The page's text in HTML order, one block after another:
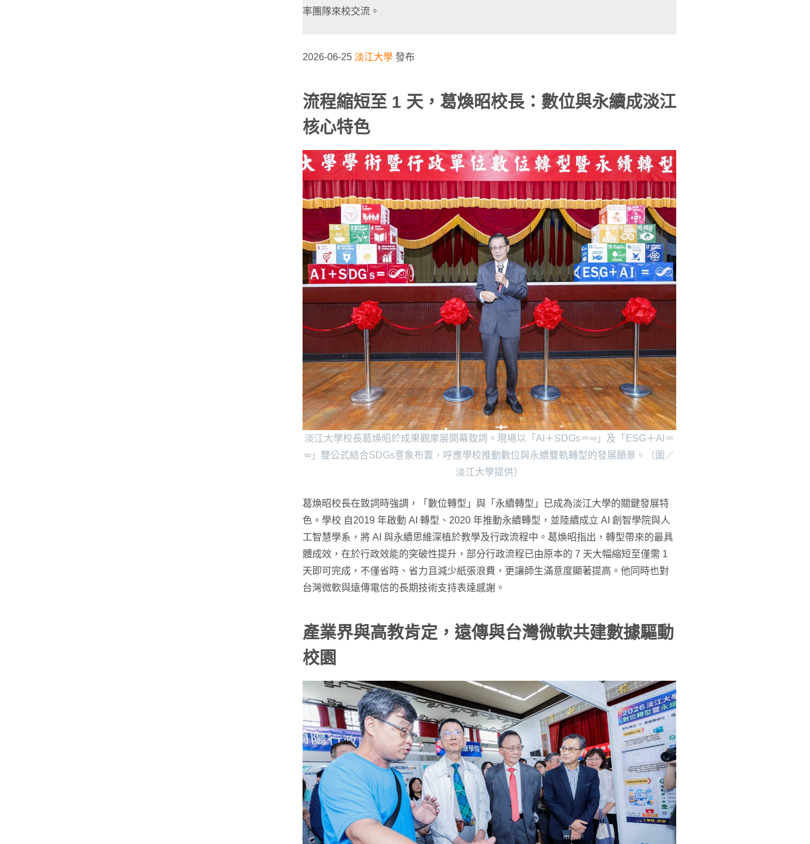
率團隊來校交流。
2026-06-25 淡江大學 發布
流程縮短至 1 天，葛煥昭校長：數位與永續成淡江
核心特色
淡江大學校長葛煥昭於成果觀摩展開幕致詞。現場以「AI＋SDGs＝∞」及「ESG＋AI＝
∞」雙公式結合SDGs意象布置，呼應學校推動數位與永續雙軌轉型的發展願景。（圖／
淡江大學提供）
葛煥昭校長在致詞時強調，「數位轉型」與「永續轉型」已成為淡江大學的關鍵發展特
色。學校 自2019 年啟動 AI 轉型、2020 年推動永續轉型，並陸續成立 AI 創智學院與人
工智慧學系，將 AI 與永續思維深植於教學及行政流程中。葛煥昭指出，轉型帶來的最具
體成效，在於行政效能的突破性提升，部分行政流程已由原本的 7 天大幅縮短至僅需 1
天即可完成，不僅省時、省力且減少紙張浪費，更讓師生滿意度顯著提高。他同時也對
台灣微軟與遠傳電信的長期技術支持表達感謝。
產業界與高教肯定，遠傳與台灣微軟共建數據驅動
校園